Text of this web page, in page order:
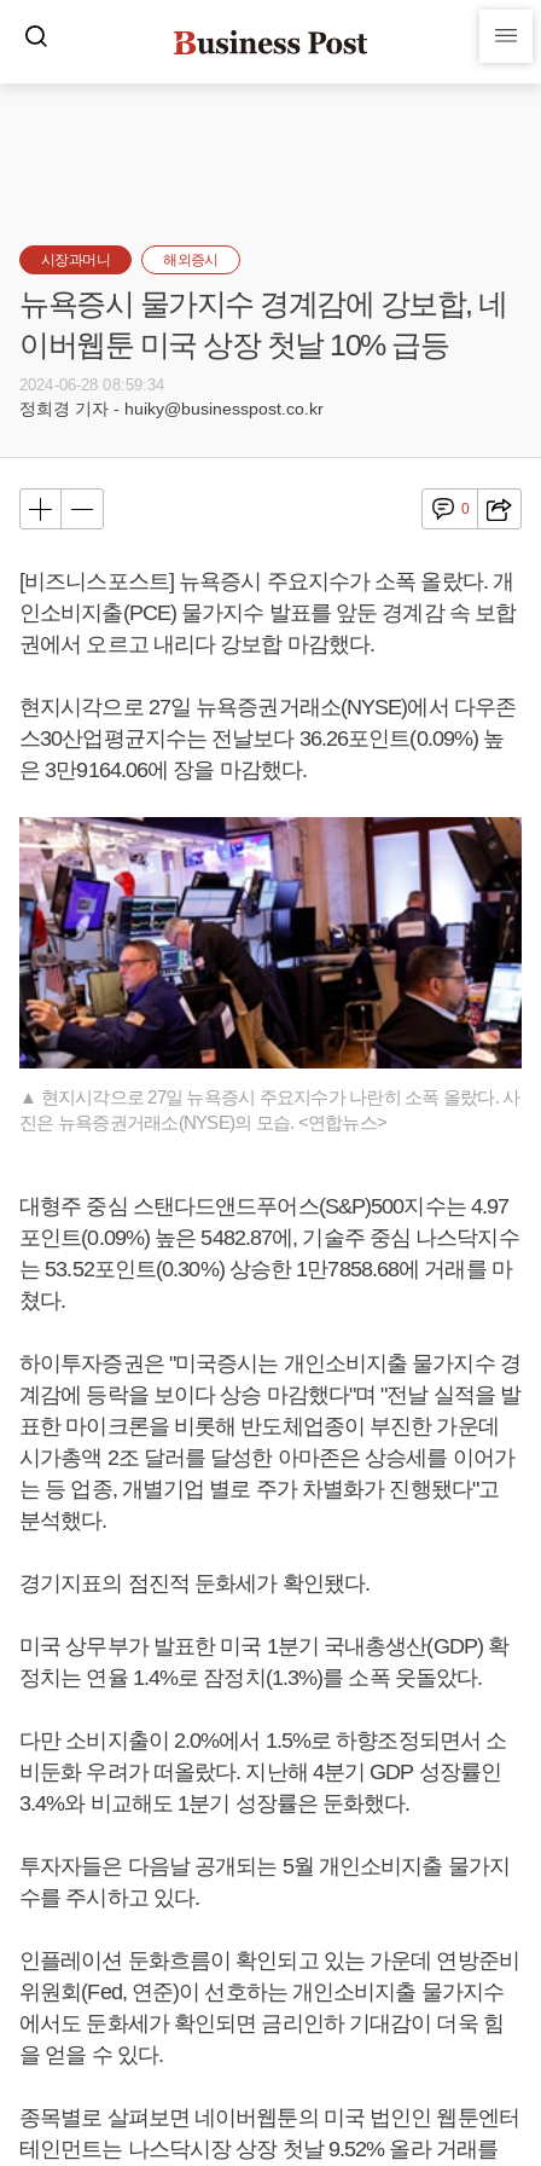
시장과머니 해외증시
뉴욕증시 물가지수 경계감에 강보합, 네
이버웹툰 미국 상장 첫날 10% 급등
2024-06-28 08:59:34
정희경 기자 - huiky@businesspost.co.kr
0
[비즈니스포스트] 뉴욕증시 주요지수가 소폭 올랐다. 개
인소비지출(PCE) 물가지수 발표를 앞둔 경계감 속 보합
권에서 오르고 내리다 강보합 마감했다.
현지시각으로 27일 뉴욕증권거래소(NYSE)에서 다우존
스30산업평균지수는 전날보다 36.26포인트(0.09%) 높
은 3만9164.06에 장을 마감했다.
▲ 현지시각으로 27일 뉴욕증시 주요지수가 나란히 소폭 올랐다. 사
진은 뉴욕증권거래소(NYSE)의 모습. <연합뉴스>
대형주 중심 스탠다드앤드푸어스(S&P)500지수는 4.97
포인트(0.09%) 높은 5482.87에, 기술주 중심 나스닥지수
는 53.52포인트(0.30%) 상승한 1만7858.68에 거래를 마
쳤다.
하이투자증권은 "미국증시는 개인소비지출 물가지수 경
계감에 등락을 보이다 상승 마감했다"며 "전날 실적을 발
표한 마이크론을 비롯해 반도체업종이 부진한 가운데
시가총액 2조 달러를 달성한 아마존은 상승세를 이어가
는 등 업종, 개별기업 별로 주가 차별화가 진행됐다"고
분석했다.
경기지표의 점진적 둔화세가 확인됐다.
미국 상무부가 발표한 미국 1분기 국내총생산(GDP) 확
정치는 연율 1.4%로 잠정치(1.3%)를 소폭 웃돌았다.
다만 소비지출이 2.0%에서 1.5%로 하향조정되면서 소
비둔화 우려가 떠올랐다. 지난해 4분기 GDP 성장률인
3.4%와 비교해도 1분기 성장률은 둔화했다.
투자자들은 다음날 공개되는 5월 개인소비지출 물가지
수를 주시하고 있다.
인플레이션 둔화흐름이 확인되고 있는 가운데 연방준비
위원회(Fed, 연준)이 선호하는 개인소비지출 물가지수
에서도 둔화세가 확인되면 금리인하 기대감이 더욱 힘
을 얻을 수 있다.
종목별로 살펴보면 네이버웹툰의 미국 법인인 웹툰엔터
테인먼트는 나스닥시장 상장 첫날 9.52% 올라 거래를